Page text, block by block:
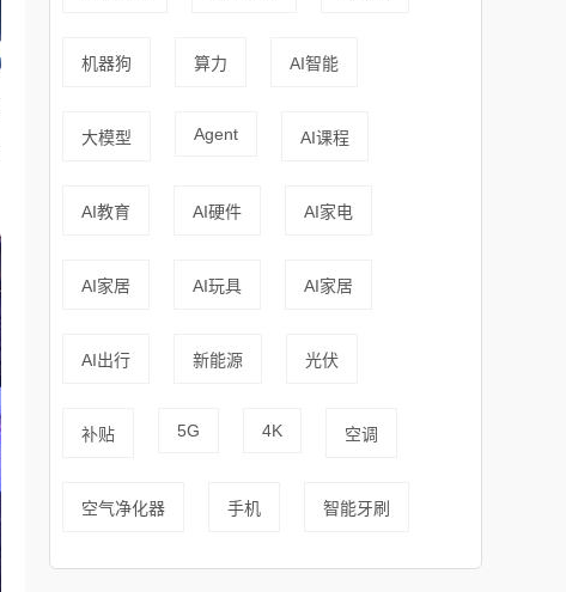
机器狗 算力 AI智能
大模型 Agent AI课程
AI教育 AI硬件 AI家电
AI家居 AI玩具 AI家居
AI出行 新能源 光伏
补贴 5G 4K 空调
空气净化器 手机 智能牙刷